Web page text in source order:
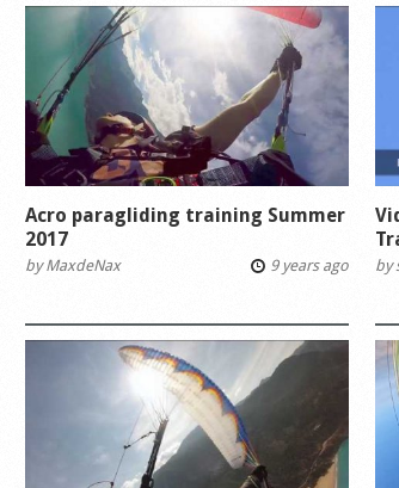
Acro paragliding training Summer
2017
byMaxdeNax 9 years ago by